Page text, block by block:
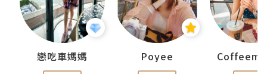
戀吃車媽媽 Poyee